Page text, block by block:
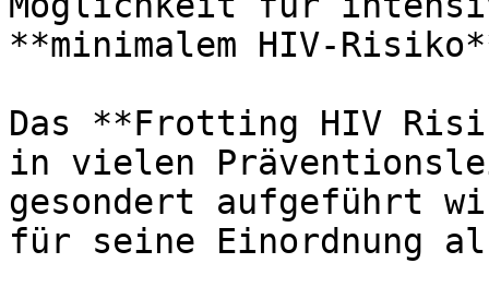
**minimalem HIV-
Das **Frotting HIV
in vielen
gesondert aufgeführt
für seine Einordnung